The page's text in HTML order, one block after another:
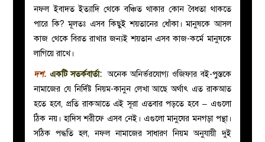
নফল ইবাদত ইত্যাদি থেকে বঞ্চিত থাকার কোন বৈধতা থাকতে
পারে কি? মূলতঃ এসব কিছুই শয়তানের ধোঁকা। মানুষকে আসল
কাজ থেকে বিরত রাখার জন্যই শয়তান এসব কাজ-কর্মে মানুষকে
লাগিয়ে রাখে।
দশ. একটি সতর্কবার্তা: অনেক অনির্ভরযোগ্য ওজিফার বই-পুস্তকে
নামাজের যে নির্দিষ্ট নিয়ম-কানুন লেখা আছে অর্থাৎ এত রাকআত
হতে হবে, প্রতি রাকআতে এই সূরা এতবার পড়তে হবে – এগুলো
ঠিক নয়। হাদিস শরীফে এসব নেই। এগুলো মানুষের মনগড়া পন্থা।
সঠিক পদ্ধতি হল, নফল নামাজের সাধারণ নিয়ম অনুযায়ী দুই